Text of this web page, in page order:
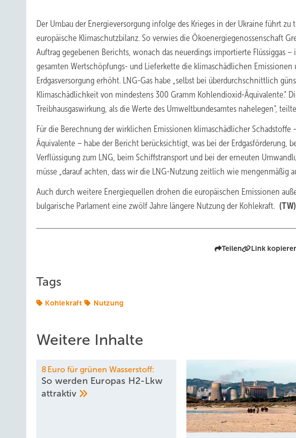
Der Umbau der Energieversorgung infolge des Krieges in der Ukraine führt
europäische Klimaschutzbilanz. So verwies die Ökoenergiegenossenschaft
Auftrag gegebenen Berichts, wonach das neuerdings importierte Flüssiggas
gesamten Wertschöpfungs- und Lieferkette die klimaschädlichen
Erdgasversorgung erhöht. LNG-Gas habe „selbst bei überdurchschnittlich
Klimaschädlichkeit von mindestens 300 Gramm Kohlendioxid-Äquivalente.“
Treibhausgaswirkung, als die Werte des Umweltbundesamtes nahelegen“,
Für die Berechnung der wirklichen Emissionen klimaschädlicher Schadstoffe
Äquivalente – habe der Bericht berücksichtigt, was bei der Erdgasförderung,
Verflüssigung zum LNG, beim Schiffstransport und bei der erneuten
müsse „darauf achten, dass wir die LNG-Nutzung zeitlich wie mengenmäßig
Auch durch weitere Energiequellen drohen die europäischen Emissionen
bulgarische Parlament eine zwölf Jahre längere Nutzung der Kohlekraft. (TW)
Teilen Link
Tags
Kohlekraft Nutzung
Weitere Inhalte
8 Euro für grünen Wasserstoff:
So werden Europas H2-Lkw
attraktiv